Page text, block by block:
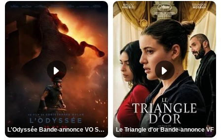
L'Odyssée Bande-annonce VO STFR Le Triangle d'or Bande-annonce VF